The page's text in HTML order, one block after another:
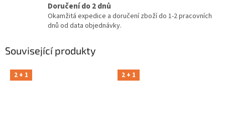
Doručení do 2 dnů
Okamžitá expedice a doručení zboží do 1-2 pracovních
dnů od data objednávky.
Související produkty
2 + 1 2 + 1